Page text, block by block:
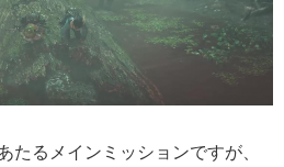
たるメインミッションですが、